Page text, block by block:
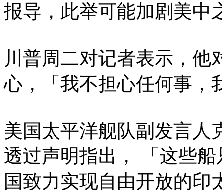
报导，此举可能加剧美中
川普周二对记者表示，他
心，「我不担心任何事，
美国太平洋舰队副发言人
透过声明指出， 「这些
国致力实现自由开放的印